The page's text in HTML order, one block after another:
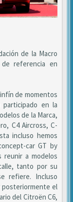
de la Macro
referencia en
de momentos
participado en la
de la Marca,
C4 Aircross, C-
incluso hemos
car GT by
reunir a modelos
tanto por su
refiere. Incluso
posteriormente el
del Citroën C6,